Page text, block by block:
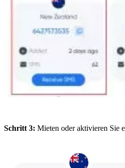
Schritt 3: Mieten oder aktivieren Sie